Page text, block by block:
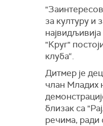
за културу и
"Круг"
клуба“.
Дитмер је
члан Младих
близак са
речима, ради